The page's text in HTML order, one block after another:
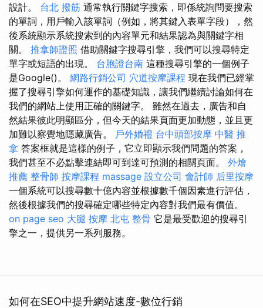
設計。 台北 撥筋 通常執行關鍵字搜索，即係統詢問要搜索
的單詞，用戶輸入該單詞（例如，將其鍵入表單字段），然
後系統顯示系統搜索到的內容單元和結果認為與關鍵字相
關。 推拿師證照 借助關鍵字搜尋引擎，我們可以搜尋特定
單字或短語的出現。 台胞證台南 這種搜尋引擎的一個例子
是Google()。 網路行銷公司 穴道按摩課程 現在我們已經掌
握了搜尋引擎如何運作的基礎知識，讓我們繼續討論如何在
我們的網站上使用正確的關鍵字。 雖然在過去，廣告和自
然結果彼此明顯區分，但今天的結果頁面更加動態，並且更
加難以察覺地隱藏廣告。 戶外婚禮 台中頭部按摩 中醫 推
拿 答案框就是這樣的例子，它立即顯示我們問題的答案，
我們甚至不必點擊連結即可到達可預測的相關頁面。 外燴
推薦 整骨師 按摩課程 massage 設立公司 會計師 后里按摩
一個系統可以搜尋數十億內容並根據數千個因素進行評估，
然後根據我們的搜尋確定哪些特定內容對我們最有價值。
on page seo 大腿 按摩 北屯 整骨 它是最受歡迎的搜尋引
擎之一，提供另一系列服務。
如何在SEO中提升網站速度-數位行銷